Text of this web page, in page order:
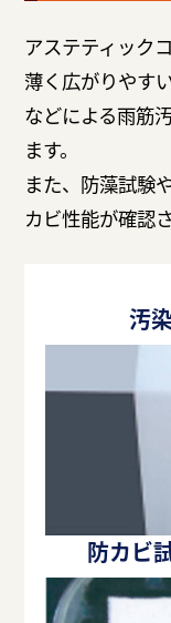
アステティック
薄く広がりやす
などによる雨筋
ます。
また、防藻試験
カビ性能が確認
汚
防カビ